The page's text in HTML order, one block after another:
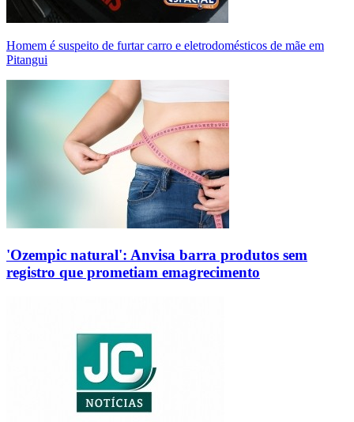
Homem é suspeito de furtar carro e eletrodomésticos de mãe em
Pitangui
'Ozempic natural': Anvisa barra produtos sem
registro que prometiam emagrecimento